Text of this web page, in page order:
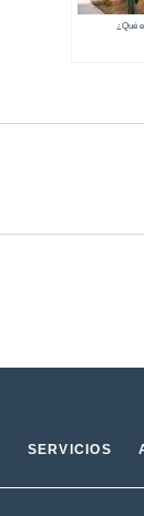
¿Qué
SERVICIOS